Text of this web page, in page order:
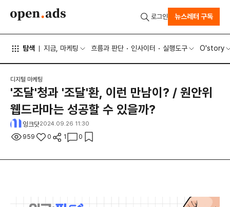
탐색 지금, 마케팅 흐름과 판단 인사이터 실행도구 O'story
로그인 뉴스레터 구독
디지털 마케팅
'조달'청과 '조달'환, 이런 만남이? / 원안위
웹드라마는 성공할 수 있을까?
잉크닷2024.09.26 11:30
959 0 1 0